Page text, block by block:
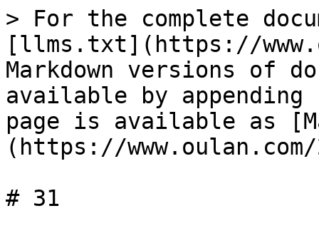
> For the complete
[llms.txt](https://
Markdown versions of
available by
page is available as
(https://
# 31